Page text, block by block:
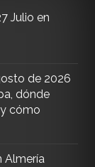
Julio en
de 2026
dónde
cómo
Almería